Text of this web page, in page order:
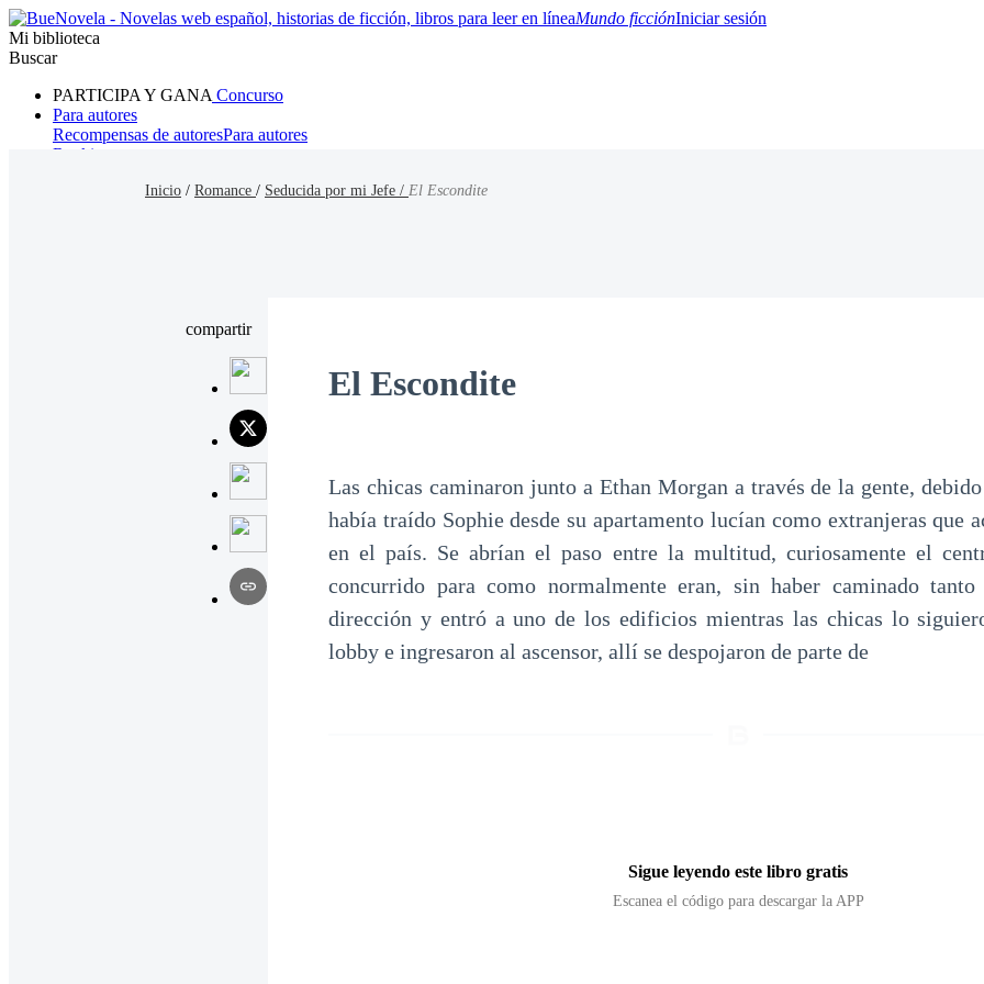
Mundo ficciónIniciar sesión
Mi biblioteca
Buscar
PARTICIPA Y GANA Concurso
Para autores
Recompensas de autoresPara autores
Ranking
Inicio / Romance / Seducida por mi Jefe / El Escondite
compartir
El Escondite
Las chicas caminaron junto a Ethan Morgan a través de la gente,
había traído Sophie desde su apartamento lucían como extranjeras que
en el país. Se abrían el paso entre la multitud, curiosamente el
concurrido para como normalmente eran, sin haber caminado
dirección y entró a uno de los edificios mientras las chicas lo
lobby e ingresaron al ascensor, allí se despojaron de parte de
Sigue leyendo este libro gratis
Escanea el código para descargar la APP